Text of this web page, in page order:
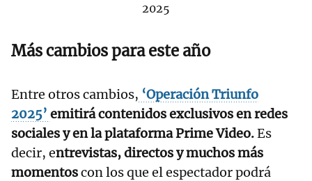
2025
Más cambios para este año
Entre otros cambios, ‘Operación Triunfo
2025’ emitirá contenidos exclusivos en redes
sociales y en la plataforma Prime Video.Es
decir, entrevistas, directos y muchos más
momentoscon los que el espectador podrá